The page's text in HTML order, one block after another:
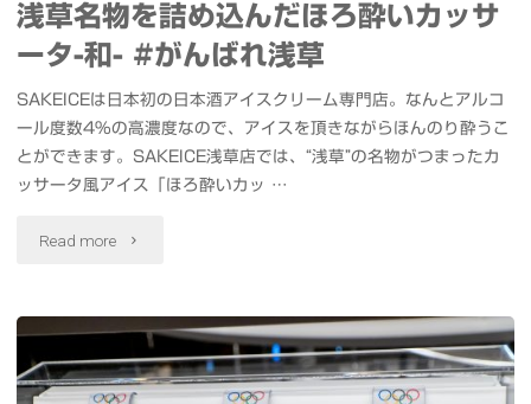
ー"
優
た
M.2
Gen4
x4
浅草名物を詰め込んだほろ酔いカッサ
ータ-和- #がんばれ浅草
SAKEICEは日本初の日本酒アイスクリーム専門店。なんとアルコ
ール度数4%の高濃度なので、アイスを頂きながらほんのり酔うこ
とができます。SAKEICE浅草店では、“浅草”の名物がつまったカ
ッサータ風アイス「ほろ酔いカッ …
Read more "日
酒
ア